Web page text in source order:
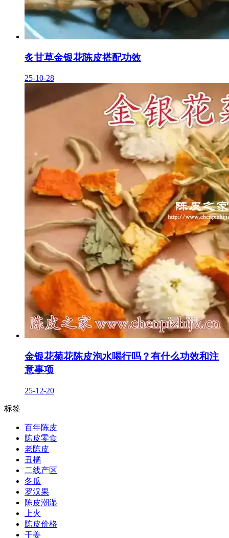
炙甘草金银花陈皮搭配功效
25-10-28
金银花菊花陈皮泡水喝行吗？有什么功效和注
意事项
25-12-20
标签
百年陈皮
陈皮零食
老陈皮
丑橘
二线产区
冬瓜
罗汉果
陈皮潮湿
上火
陈皮价格
干姜